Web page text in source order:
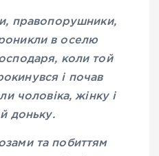
правопорушники,
в оселю
коли той
і почав
чоловіка, жінку і
й доньку.
та побиттям